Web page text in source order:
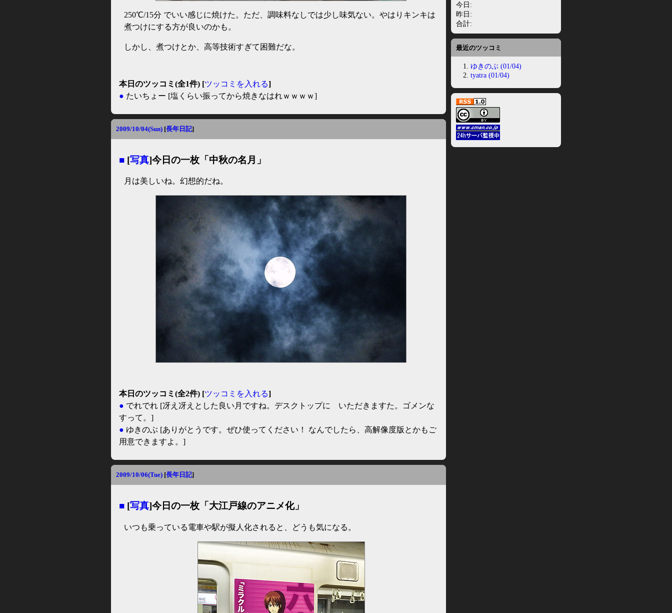
250℃/15分 でいい感じに焼けた。ただ、調味料なしでは少し味気ない。やはりキンキは
煮つけにする方が良いのかも。
しかし、煮つけとか、高等技術すぎて困難だな。
本日のツッコミ(全1件) [ツッコミを入れる]
● たいちょー [塩くらい振ってから焼きなはれｗｗｗｗ]
2009/10/04(Sun) [長年日記]
■ [写真]今日の一枚「中秋の名月」
月は美しいね。幻想的だね。
本日のツッコミ(全2件) [ツッコミを入れる]
● でれでれ [冴え冴えとした良い月ですね。デスクトップに いただきますた。ゴメンな
すって。]
● ゆきのぶ [ありがとうです。ぜひ使ってください！ なんでしたら、高解像度版とかもご
用意できますよ。]
2009/10/06(Tue) [長年日記]
■ [写真]今日の一枚「大江戸線のアニメ化」
いつも乗っている電車や駅が擬人化されると、どうも気になる。
今日:
昨日:
合計:
最近のツッコミ
ゆきのぶ (01/04)
tyatra (01/04)